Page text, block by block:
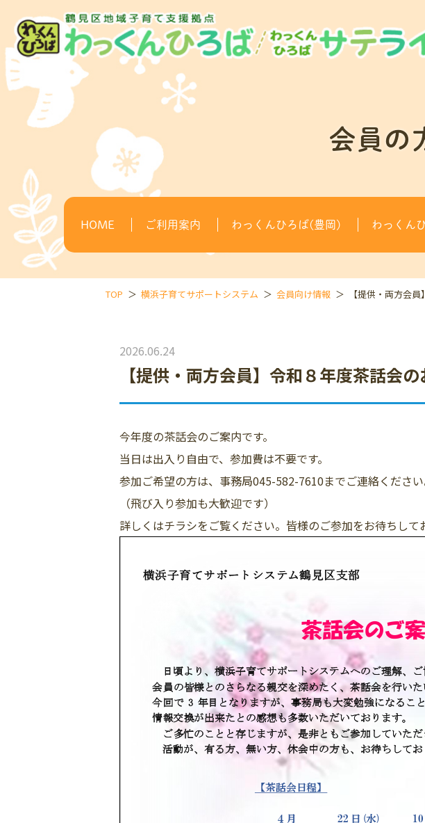
HOME ご利用案内 わっくんひろば(豊岡) わっくん
会員の
TOP 横浜子育てサポートシステム 会員向け情報 【提供・両方会
2026.06.24
【提供・両方会員】令和８年度茶話会
今年度の茶話会のご案内です。
当日は出入り自由で、参加費は不要です。
参加ご希望の方は、事務局045-582-7610までご連絡ください
（飛び入り参加も大歓迎です）
詳しくはチラシをご覧ください。皆様のご参加をお待ちして